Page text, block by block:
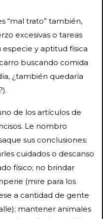
“mal trato” también,
excesivas o tareas
y aptitud física
buscando comida
¿también quedaría
de los artículos de
Le nombro
sus conclusiones:
cuidados o descanso
físico; no brindar
(mire para los
a cantidad de gente
mantener animales